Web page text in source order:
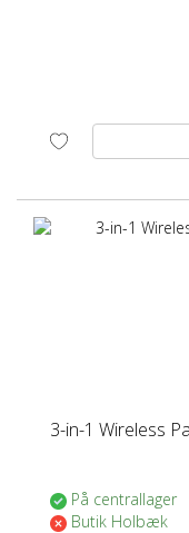
3-in-1 Wireless
På centrallager
Butik Holbæk